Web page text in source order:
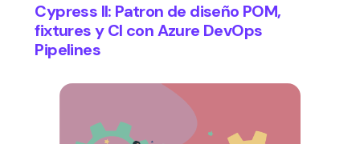
Cypress II: Patron de diseño POM,
fixtures y CI con Azure DevOps
Pipelines